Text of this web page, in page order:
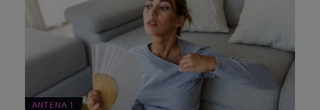
ANTENA 1